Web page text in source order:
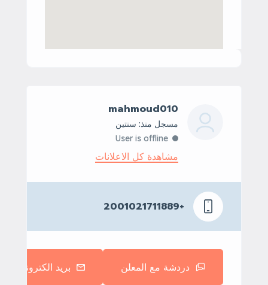
mahmoud010
مسجل منذ: سنتين
User is offline
مشاهدة كل الاعلانات
+2001021711889
دردشة مع المعلن بريد الكتروني